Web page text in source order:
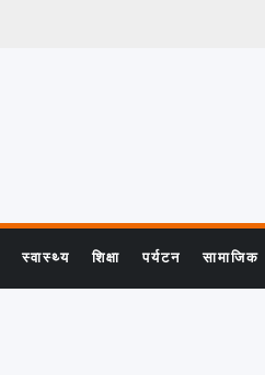
स्वास्थ्य शिक्षा पर्यटन सामाजिक